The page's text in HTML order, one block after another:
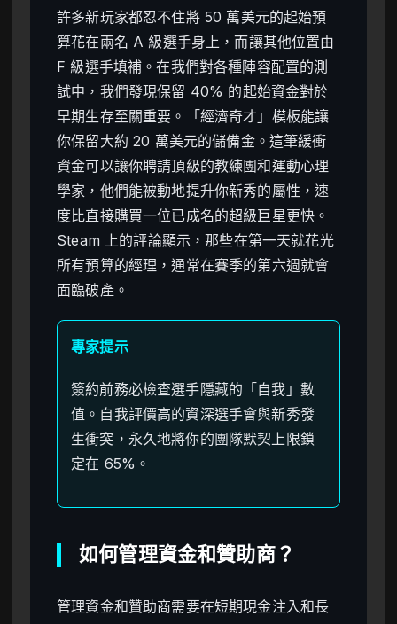
許多新玩家都忍不住將 50 萬美元的起始預
算花在兩名 A 級選手身上，而讓其他位置由
F 級選手填補。在我們對各種陣容配置的測
試中，我們發現保留 40% 的起始資金對於
早期生存至關重要。「經濟奇才」模板能讓
你保留大約 20 萬美元的儲備金。這筆緩衝
資金可以讓你聘請頂級的教練團和運動心理
學家，他們能被動地提升你新秀的屬性，速
度比直接購買一位已成名的超級巨星更快。
Steam 上的評論顯示，那些在第一天就花光
所有預算的經理，通常在賽季的第六週就會
面臨破產。
專家提示
簽約前務必檢查選手隱藏的「自我」數
值。自我評價高的資深選手會與新秀發
生衝突，永久地將你的團隊默契上限鎖
定在 65%。
如何管理資金和贊助商？
管理資金和贊助商需要在短期現金注入和長